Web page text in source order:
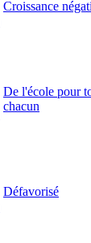
Croissance
De l'école pour
chacun
Défavorisé